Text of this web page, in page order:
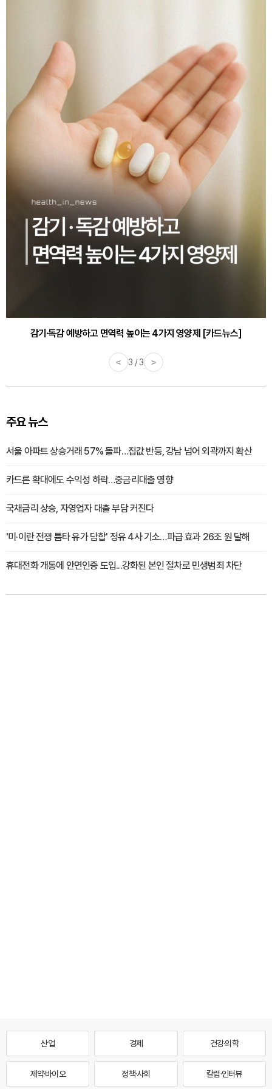
감기·독감 예방하고 면역력 높이는 4가지 영양제 [카드뉴스]
< 3 / 3 >
주요 뉴스
서울 아파트 상승거래 57% 돌파…집값 반등, 강남 넘어 외곽까지 확산
카드론 확대에도 수익성 하락…중금리대출 영향
국채금리 상승, 자영업자 대출 부담 커진다
'미·이란 전쟁 틈타 유가 담합' 정유 4사 기소…파급 효과 26조 원 달해
휴대전화 개통에 안면인증 도입...강화된 본인 절차로 민생범죄 차단
산업 경제 건강·의학
제약·바이오 정책·사회 칼럼·인터뷰